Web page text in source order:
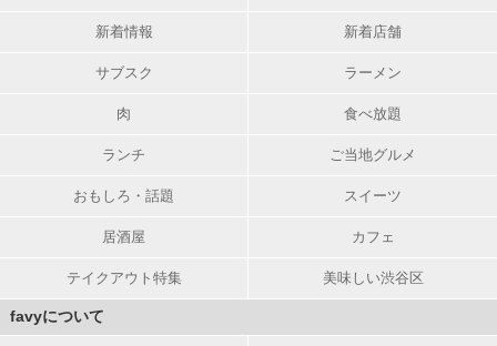
新着情報 新着店舗
サブスク ラーメン
肉 食べ放題
ランチ ご当地グルメ
おもしろ・話題 スイーツ
居酒屋 カフェ
テイクアウト特集 美味しい渋谷区
favyについて